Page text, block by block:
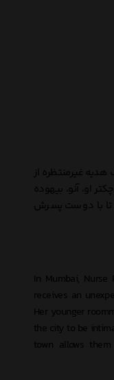
هدیه غیرمنتظره از
او، آنو، بیهوده
تا با دوست پسرش
In Mumbai,
receives an
Her younger
the city to be
town allows